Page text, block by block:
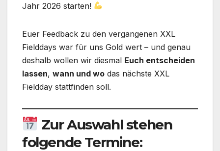
Jahr 2026 starten!
Euer Feedback zu den vergangenen XXL
Fielddays war für uns Gold wert – und genau
deshalb wollen wir diesmal Euch entscheiden
lassen, wann und wo das nächste XXL
Fieldday stattfinden soll.
Zur Auswahl stehen
folgende Termine: